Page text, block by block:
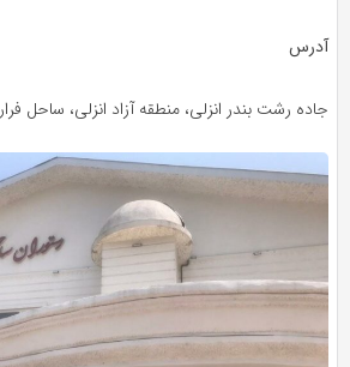
آدرس
جاده رشت بندر انزلی، منطقه آزاد انزلی، ساحل فرار